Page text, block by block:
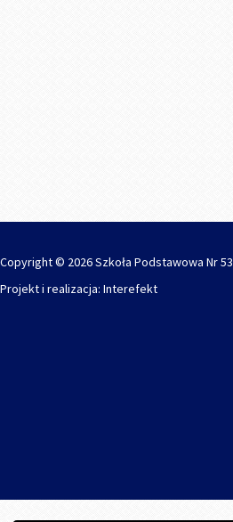
Copyright © 2026 Szkoła Podstawowa Nr 53
Projekt i realizacja: Interefekt